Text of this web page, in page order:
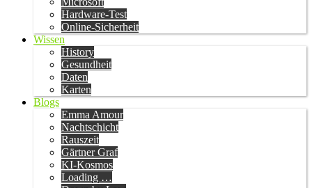
Hardware-Test
Online-Sicherheit
Wissen
History
Gesundheit
Daten
Karten
Blogs
Emma Amour
Nachtschicht
Rauszeit
Gärtner Graf
KI-Kosmos
Loading …